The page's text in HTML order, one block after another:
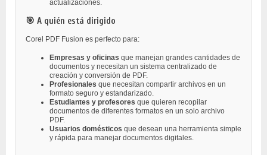
actualizaciones.
🎯 A quién está dirigido
Corel PDF Fusion es perfecto para:
Empresas y oficinas que manejan grandes cantidades de
documentos y necesitan un sistema centralizado de
creación y conversión de PDF.
Profesionales que necesitan compartir archivos en un
formato seguro y estandarizado.
Estudiantes y profesores que quieren recopilar
documentos de diferentes formatos en un solo archivo
PDF.
Usuarios domésticos que desean una herramienta simple
y rápida para manejar documentos digitales.